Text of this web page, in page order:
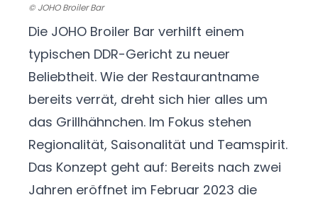
© JOHO Broiler Bar
Die JOHO Broiler Bar verhilft einem
typischen DDR-Gericht zu neuer
Beliebtheit. Wie der Restaurantname
bereits verrät, dreht sich hier alles um
das Grillhähnchen. Im Fokus stehen
Regionalität, Saisonalität und Teamspirit.
Das Konzept geht auf: Bereits nach zwei
Jahren eröffnet im Februar 2023 die